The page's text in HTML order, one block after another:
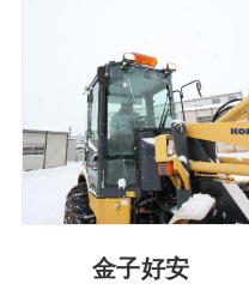
金子好安